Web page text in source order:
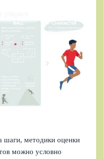
шаги, методики оценки
можно условно